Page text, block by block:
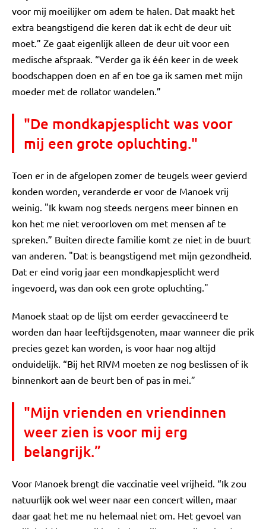
voor mij moeilijker om adem te halen. Dat maakt het
extra beangstigend die keren dat ik echt de deur uit
moet.” Ze gaat eigenlijk alleen de deur uit voor een
medische afspraak. “Verder ga ik één keer in de week
boodschappen doen en af en toe ga ik samen met mijn
moeder met de rollator wandelen.”
"De mondkapjesplicht was voor
mij een grote opluchting."
Toen er in de afgelopen zomer de teugels weer gevierd
konden worden, veranderde er voor de Manoek vrij
weinig. "Ik kwam nog steeds nergens meer binnen en
kon het me niet veroorloven om met mensen af te
spreken.” Buiten directe familie komt ze niet in de buurt
van anderen. "Dat is beangstigend met mijn gezondheid.
Dat er eind vorig jaar een mondkapjesplicht werd
ingevoerd, was dan ook een grote opluchting."
Manoek staat op de lijst om eerder gevaccineerd te
worden dan haar leeftijdsgenoten, maar wanneer die prik
precies gezet kan worden, is voor haar nog altijd
onduidelijk. “Bij het RIVM moeten ze nog beslissen of ik
binnenkort aan de beurt ben of pas in mei.”
"Mijn vrienden en vriendinnen
weer zien is voor mij erg
belangrijk.”
Voor Manoek brengt die vaccinatie veel vrijheid. “Ik zou
natuurlijk ook wel weer naar een concert willen, maar
daar gaat het me nu helemaal niet om. Het gevoel van